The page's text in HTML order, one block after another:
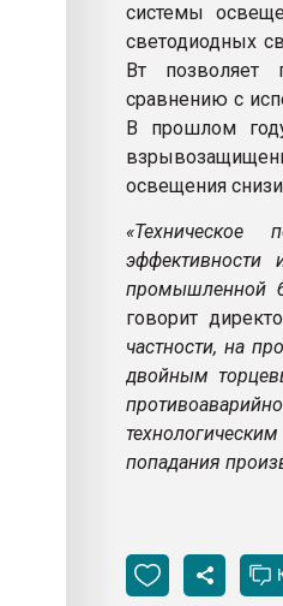
системы
светодиодных
Вт позволяет
сравнению с
В прошлом
освещения
промышленной
говорит
частности, на
двойным
попадания